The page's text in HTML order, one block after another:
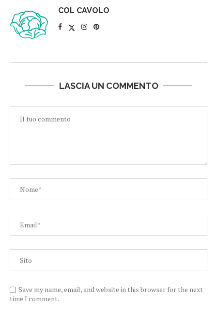
COL CAVOLO
LASCIA UN COMMENTO
Save my name, email, and website in this browser for the next
time I comment.